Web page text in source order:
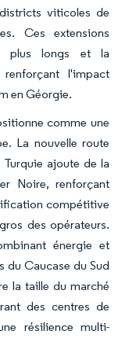
viticoles de
Ces extensions
plus longs et la
l'impact
en Géorgie.
comme une
La nouvelle route
ajoute de la
Noire, renforçant
compétitive
des opérateurs.
énergie et
du Caucase du Sud
la taille du marché
des centres de
résilience multi-